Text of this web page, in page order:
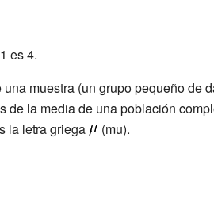
es 4.
muestra (un grupo pequeño de
de la media de una población
la letra griega
(mu).